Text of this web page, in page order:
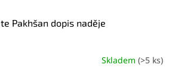
Pakhšan dopis naděje
Skladem (>5 ks)